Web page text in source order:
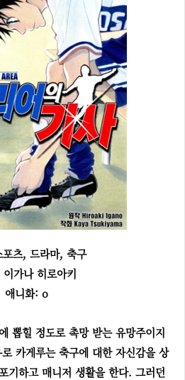
츠, 드라마, 축구
가나 히로아키
애니화: o
뽑힐 정도로 촉망 받는 유망주이지
카게루는 축구에 대한 자신감을 상
기하고 매니저 생활을 한다. 그러던